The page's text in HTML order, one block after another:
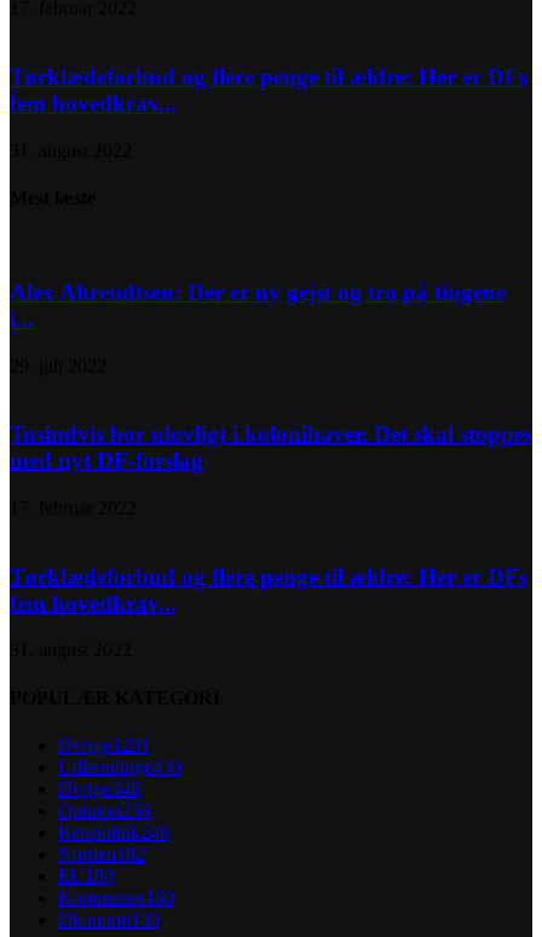
Tørklædeforbud og flere penge til ældre: Her er DFs
fem hovedkrav...
Alex Ahrendtsen: Der er ny gejst og tro på tingene
i...
Tusindvis bor ulovligt i kolonihaver. Det skal stoppes
med nyt DF-forslag
Tørklædeforbud og flere penge til ældre: Her er DFs
fem hovedkrav...
Øvrige1291
Udlændinge439
Øvrige346
Opinion256
Retspolitik246
Norden182
EU180
Kommuner160
Økonomi130